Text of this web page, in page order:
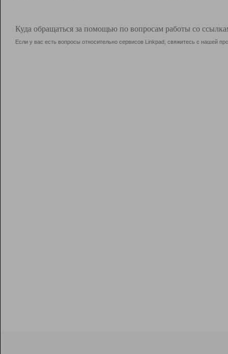
Куда обращаться за помощью по вопросам работы со
Если у вас есть вопросы относительно сервисов Linkpad, свяжитесь с нашей